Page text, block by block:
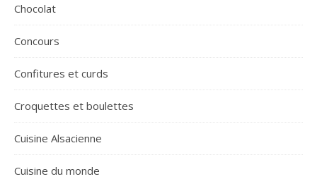
Chocolat
Concours
Confitures et curds
Croquettes et boulettes
Cuisine Alsacienne
Cuisine du monde